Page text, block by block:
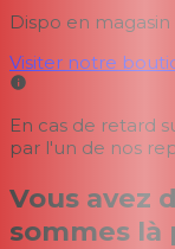
Dispo en magasin
Visiter notre
En cas de retard
par l'un de nos
Vous avez
sommes là